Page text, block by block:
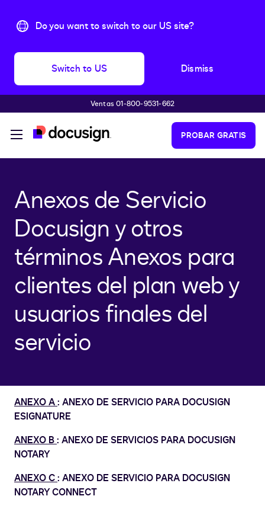
Do you want to switch to our US site?
Switch to US Dismiss
Accede al contenido principalVentas 01-800-9531-662
PROBAR GRATIS
Anexos de Servicio
Docusign y otros
términos Anexos para
clientes del plan web y
usuarios finales del
servicio
ANEXO A: ANEXO DE SERVICIO PARA DOCUSIGN
ESIGNATURE
ANEXO B: ANEXO DE SERVICIOS PARA DOCUSIGN
NOTARY
ANEXO C: ANEXO DE SERVICIO PARA DOCUSIGN
NOTARY CONNECT